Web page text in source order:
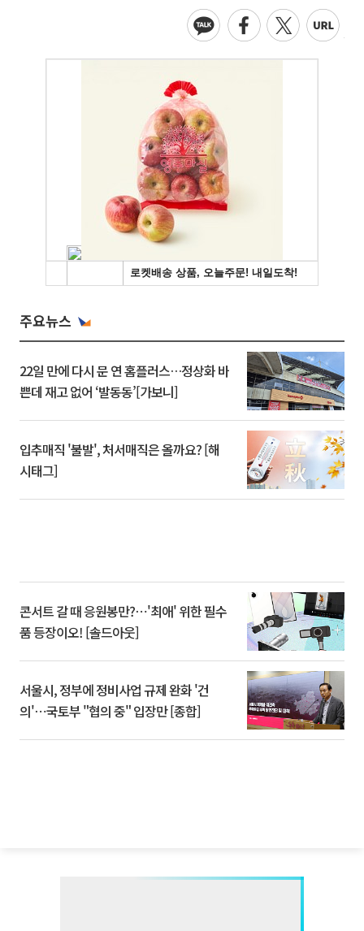
주요뉴스
22일 만에 다시 문 연 홈플러스…정상화 바
쁜데 재고 없어 ‘발동동’[가보니]
입추매직 '불발', 처서매직은 올까요? [해
시태그]
콘서트 갈 때 응원봉만?⋯'최애' 위한 필수
품 등장이오! [솔드아웃]
서울시, 정부에 정비사업 규제 완화 '건
의'⋯국토부 "협의 중" 입장만 [종합]